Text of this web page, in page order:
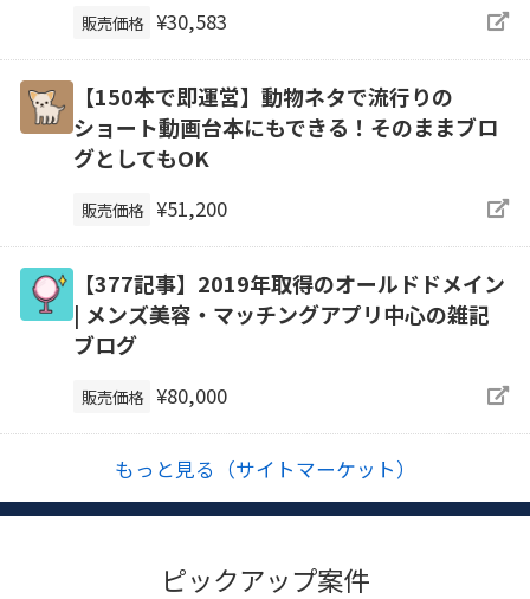
販売価格 ¥30,583
【150本で即運営】動物ネタで流行りの
ショート動画台本にもできる！そのままブロ
グとしてもOK
販売価格 ¥51,200
【377記事】2019年取得のオールドドメイン
| メンズ美容・マッチングアプリ中心の雑記
ブログ
販売価格 ¥80,000
もっと見る（サイトマーケット）
ピックアップ案件